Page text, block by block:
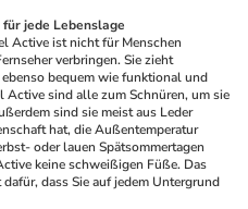
jede Lebenslage
Active ist nicht für Menschen
verbringen. Sie zieht
bequem wie funktional und
Active sind alle zum Schnüren, um sie
sind sie meist aus Leder
hat, die Außentemperatur
oder lauen Spätsommertagen
keine schweißigen Füße. Das
dass Sie auf jedem Untergrund